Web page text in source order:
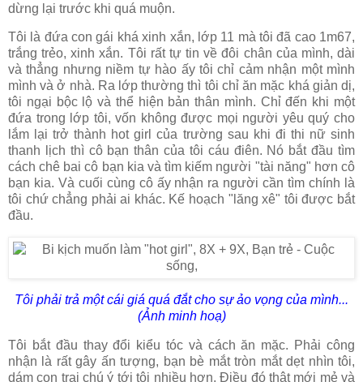
dừng lại trước khi quá muộn.
Tôi là đứa con gái khá xinh xắn, lớp 11 mà tôi đã cao 1m67,
trắng trẻo, xinh xắn. Tôi rất tự tin về đôi chân của mình, dài
và thẳng nhưng niềm tự hào ấy tôi chỉ cảm nhận một mình
mình và ở nhà. Ra lớp thường thì tôi chỉ ăn mặc khá giản dị,
tôi ngại bộc lộ và thể hiện bản thân mình. Chỉ đến khi một
đứa trong lớp tôi, vốn không được mọi người yêu quý cho
lắm lại trở thành hot girl của trường sau khi đi thi nữ sinh
thanh lịch thì cô bạn thân của tôi cáu điên. Nó bắt đầu tìm
cách chê bai cô bạn kia và tìm kiếm người "tài năng" hơn cô
bạn kia. Và cuối cùng cô ấy nhận ra người cần tìm chính là
tôi chứ chẳng phải ai khác. Kế hoạch "lăng xê" tôi được bắt
đầu.
Tôi phải trả một cái giá quá đắt cho sự ảo vọng của mình...
(Ảnh minh hoạ)
Tôi bắt đầu thay đổi kiểu tóc và cách ăn mặc. Phải công
nhận là rất gây ấn tượng, bạn bè mắt tròn mắt dẹt nhìn tôi,
dám con trai chú ý tới tôi nhiều hơn. Điều đó thật mới mẻ và